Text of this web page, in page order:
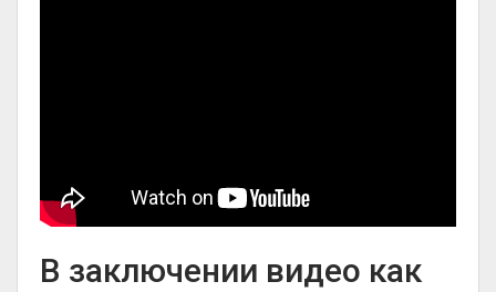
В заключении видео как